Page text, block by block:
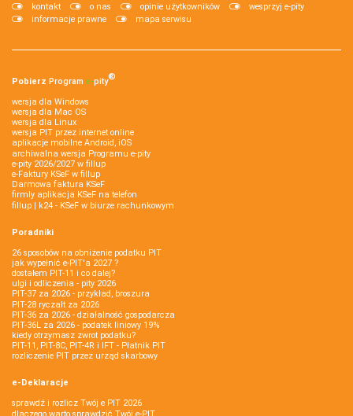
kontakt o nas opinie użytkowników
wesprzyj e-pity
informacje prawne
mapa serwisu
Pobierz Program e‑pity®
wersja dla Windows
wersja dla Mac OS
wersja dla Linux
wersja PIT przez internet online
aplikacje mobilne Android, iOS
archiwalna wersja Programu e-pity
e-pity 2026/2027 w fillup
e‑Faktury KSeF w fillup
Darmowa faktura KSeF
firmly aplikacja KSeF na telefon
fillup | k24 - KSeF w biurze rachunkowym
Poradniki
26 sposobów na obniżenie podatku PIT
jak wypełnić e-PIT'a 2027 ?
dostałem PIT-11 i co dalej?
ulgi i odliczenia - pity 2026
PIT-37 za 2026 - przykład, broszura
PIT-28 ryczałt za 2026
PIT-36 za 2026 - działalność gospodarcza
PIT-36L za 2026 - podatek liniowy 19%
kiedy otrzymasz zwrot podatku?
PIT-11, PIT-8C, PIT-4R i IFT - Płatnik PIT
rozliczenie PIT przez urząd skarbowy
e-Deklaracje
sprawdź i rozlicz Twój e PIT 2026
dlaczego warto sprawdzić Twój e-PIT